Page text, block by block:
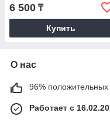
6 500 ₸
Купить
О нас
96% положительных
Работает с